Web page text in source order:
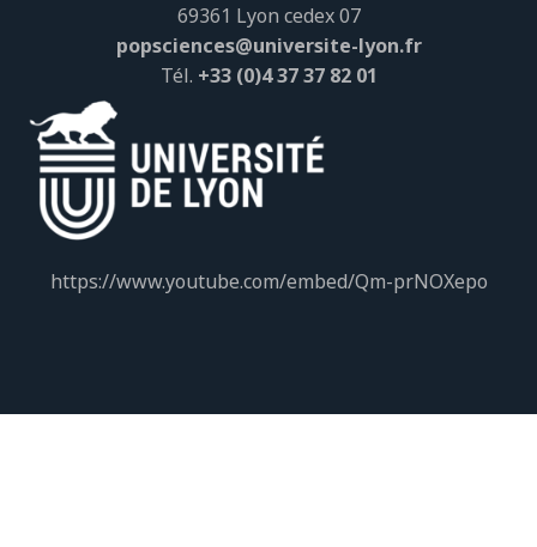
69361 Lyon cedex 07
popsciences@universite-lyon.fr
Tél. +33 (0)4 37 37 82 01
https://www.youtube.com/embed/Qm-prNOXepo